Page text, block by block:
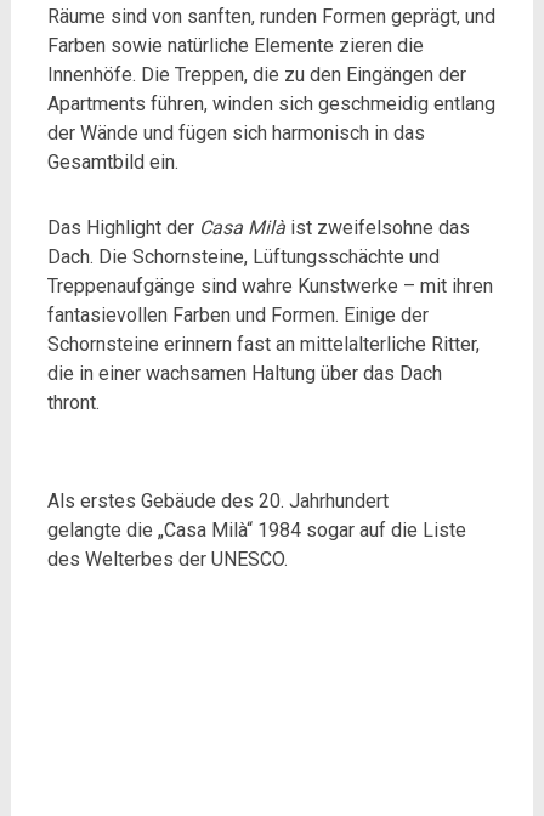
Räume sind von sanften, runden Formen geprägt, und
Farben sowie natürliche Elemente zieren die
Innenhöfe. Die Treppen, die zu den Eingängen der
Apartments führen, winden sich geschmeidig entlang
der Wände und fügen sich harmonisch in das
Gesamtbild ein.
Das Highlight der Casa Milàist zweifelsohne das
Dach. Die Schornsteine, Lüftungsschächte und
Treppenaufgänge sind wahre Kunstwerke – mit ihren
fantasievollen Farben und Formen. Einige der
Schornsteine erinnern fast an mittelalterliche Ritter,
die in einer wachsamen Haltung über das Dach
thront.
Als erstes Gebäude des 20. Jahrhundert
gelangte die „Casa Milà“ 1984 sogar auf die Liste
des Welterbes der UNESCO.